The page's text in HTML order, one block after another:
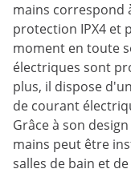
mains correspond
protection IPX4 et
moment en toute
électriques sont
plus, il dispose
de courant
Grâce à son
mains peut être
salles de bain et